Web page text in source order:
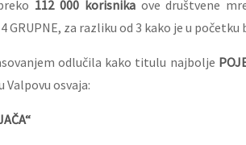
112 000 korisnikaove društvene
GRUPNE, za razliku od 3 kako je u
odlučila kako titulu najbolje
Valpovu osvaja: